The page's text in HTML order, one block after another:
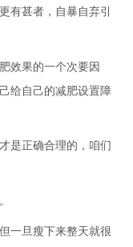
有甚者，自暴自弃引
效果的一个次要因
给自己的减肥设置障
是正确合理的，咱们
一旦瘦下来整天就很